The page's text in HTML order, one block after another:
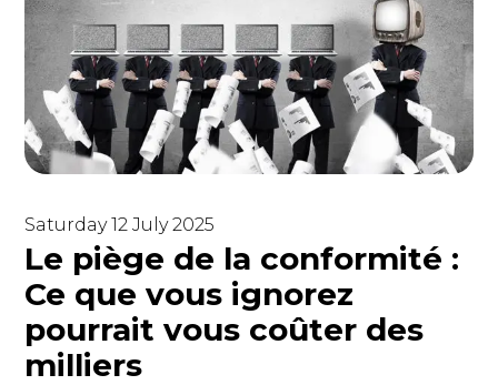
Saturday 12 July 2025
Le piège de la conformité :
Ce que vous ignorez
pourrait vous coûter des
milliers